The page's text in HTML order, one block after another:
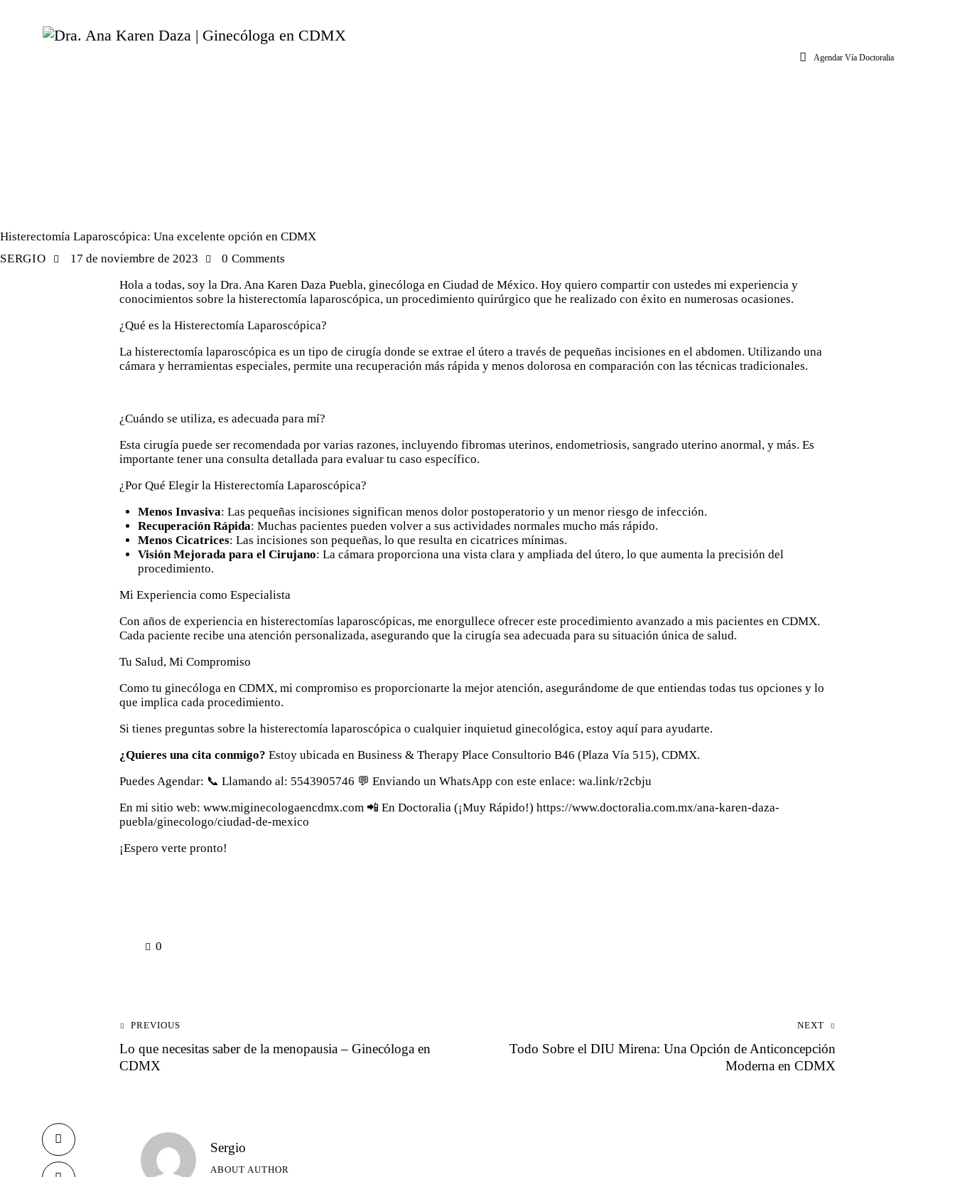
Agendar Vía Doctoralia
Histerectomía Laparoscópica: Una excelente opción en CDMX
SERGIO
17 de noviembre de 2023 0 Comments
Hola a todas, soy la Dra. Ana Karen Daza Puebla, ginecóloga en Ciudad de México. Hoy quiero compartir con ustedes mi experiencia y
conocimientos sobre la histerectomía laparoscópica, un procedimiento quirúrgico que he realizado con éxito en numerosas ocasiones.
¿Qué es la Histerectomía Laparoscópica?
La histerectomía laparoscópica es un tipo de cirugía donde se extrae el útero a través de pequeñas incisiones en el abdomen. Utilizando una
cámara y herramientas especiales, permite una recuperación más rápida y menos dolorosa en comparación con las técnicas tradicionales.
¿Cuándo se utiliza, es adecuada para mí?
Esta cirugía puede ser recomendada por varias razones, incluyendo fibromas uterinos, endometriosis, sangrado uterino anormal, y más. Es
importante tener una consulta detallada para evaluar tu caso específico.
¿Por Qué Elegir la Histerectomía Laparoscópica?
Menos Invasiva: Las pequeñas incisiones significan menos dolor postoperatorio y un menor riesgo de infección.
Recuperación Rápida: Muchas pacientes pueden volver a sus actividades normales mucho más rápido.
Menos Cicatrices: Las incisiones son pequeñas, lo que resulta en cicatrices mínimas.
Visión Mejorada para el Cirujano: La cámara proporciona una vista clara y ampliada del útero, lo que aumenta la precisión del
procedimiento.
Mi Experiencia como Especialista
Con años de experiencia en histerectomías laparoscópicas, me enorgullece ofrecer este procedimiento avanzado a mis pacientes en CDMX.
Cada paciente recibe una atención personalizada, asegurando que la cirugía sea adecuada para su situación única de salud.
Tu Salud, Mi Compromiso
Como tu ginecóloga en CDMX, mi compromiso es proporcionarte la mejor atención, asegurándome de que entiendas todas tus opciones y lo
que implica cada procedimiento.
Si tienes preguntas sobre la histerectomía laparoscópica o cualquier inquietud ginecológica, estoy aquí para ayudarte.
¿Quieres una cita conmigo? Estoy ubicada en Business & Therapy Place Consultorio B46 (Plaza Vía 515), CDMX.
Puedes Agendar: 📞 Llamando al: 5543905746 💬 Enviando un WhatsApp con este enlace: wa.link/r2cbju
En mi sitio web: www.miginecologaencdmx.com 📲 En Doctoralia (¡Muy Rápido!) https://www.doctoralia.com.mx/ana-karen-daza-
puebla/ginecologo/ciudad-de-mexico
¡Espero verte pronto!
0
PREVIOUS
Lo que necesitas saber de la menopausia – Ginecóloga en
CDMX
NEXT
Todo Sobre el DIU Mirena: Una Opción de Anticoncepción
Moderna en CDMX
Sergio
ABOUT AUTHOR